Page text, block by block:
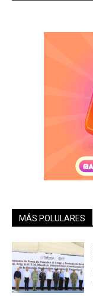
MÁS POLULARES